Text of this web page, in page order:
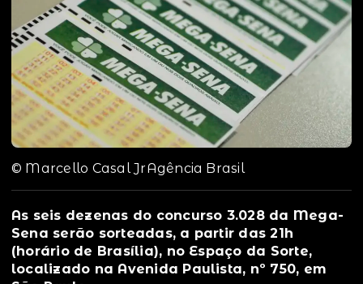
© Marcello Casal JrAgência Brasil
As seis dezenas do concurso 3.028 da Mega-
Sena serão sorteadas, a partir das 21h
(horário de Brasília), no Espaço da Sorte,
localizado na Avenida Paulista, nº 750, em